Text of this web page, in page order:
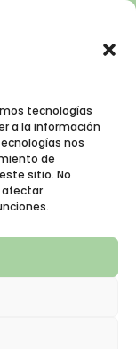
tecnologías
a la información
nos
de
sitio. No
afectar